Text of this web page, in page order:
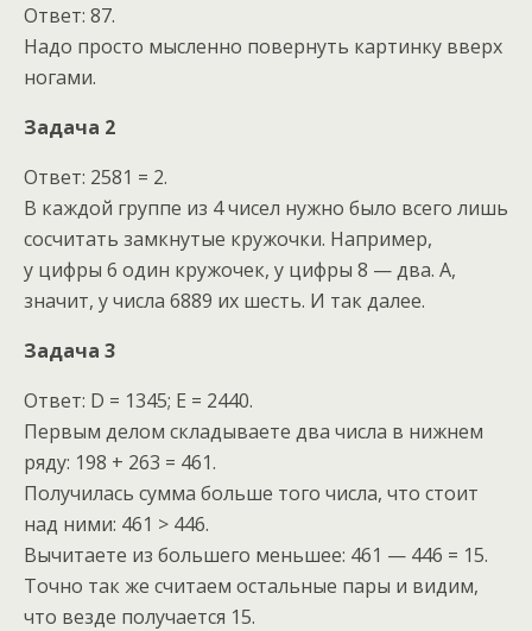
Ответ: 87.
Надо просто мысленно повернуть картинку вверх
ногами.
Задача 2
Ответ: 2581 = 2.
В каждой группе из 4 чисел нужно было всего лишь
сосчитать замкнутые кружочки. Например,
у цифры 6 один кружочек, у цифры 8 — два. А,
значит, у числа 6889 их шесть. И так далее.
Задача 3
Ответ: D = 1345; E = 2440.
Первым делом складываете два числа в нижнем
ряду: 198 + 263 = 461.
Получилась сумма больше того числа, что стоит
над ними: 461 > 446.
Вычитаете из большего меньшее: 461 — 446 = 15.
Точно так же считаем остальные пары и видим,
что везде получается 15.